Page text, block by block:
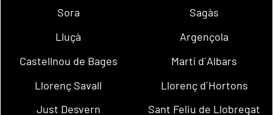
Sora
Sagàs
Lluçà
Argençola
Castellnou de Bages
Martí d´Albars
Llorenç Savall
Llorenç d´Hortons
Just Desvern
Sant Feliu de Llobregat